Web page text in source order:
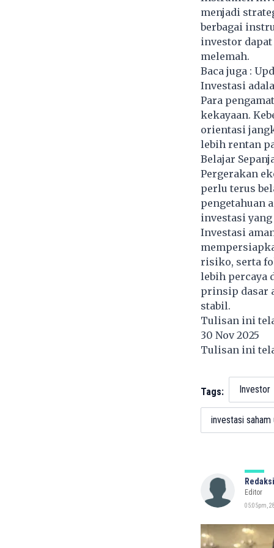
menjadi
berbagai
investor
melemah.
Baca juga :
Investasi
Para
kekayaan.
orientasi
lebih rentan
Belajar
Pergerakan
perlu terus
pengetahuan
investasi
Investasi
risiko, serta
lebih percaya
prinsip dasar
stabil.
Tulisan ini
30 Nov 2025
Tulisan ini
Tags: Investor
investasi saham
Editor
05:05pm,